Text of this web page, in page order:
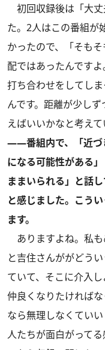
初回収録後は「大
た。2人はこの番組が
かったので、「そも
配ではあったんです
打ち合わせをしてし
んです。距離が少し
えばいいかなと考えて
――番組内で、「近づ
になる可能性がある
ままいられる」と話
と感じました。こう
ます。
ありますよね。私も
と吉住さんががどう
ていて、そこに介入
仲良くなりたければ
なら無理しなくてい
人たちが面白がって